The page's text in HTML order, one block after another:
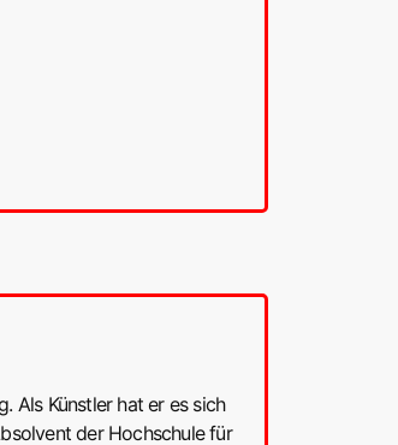
Als Künstler hat er es sich
der Hochschule für